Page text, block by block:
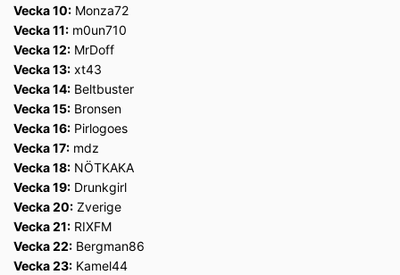
Vecka 10: Monza72
Vecka 11: m0un710
Vecka 12: MrDoff
Vecka 13: xt43
Vecka 14: Beltbuster
Vecka 15: Bronsen
Vecka 16: Pirlogoes
Vecka 17: mdz
Vecka 18: NÖTKAKA
Vecka 19: Drunkgirl
Vecka 20: Zverige
Vecka 21: RIXFM
Vecka 22: Bergman86
Vecka 23: Kamel44